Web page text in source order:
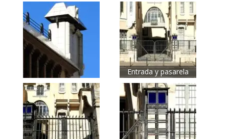
Entrada y pasarela